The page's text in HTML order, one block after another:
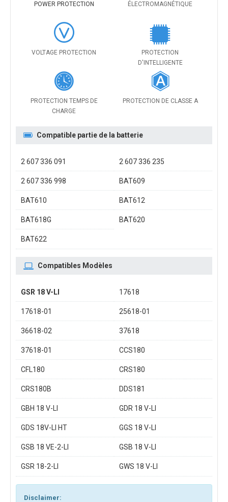
POWER PROTECTION ÉLECTROMAGNÉTIQUE
VOLTAGE PROTECTION
PROTECTION
D'INTELLIGENTE
PROTECTION TEMPS DE
CHARGE
PROTECTION DE CLASSE A
Compatible partie de la batterie
2 607 336 091 2 607 336 235
2 607 336 998 BAT609
BAT610 BAT612
BAT618G BAT620
BAT622
Compatibles Modèles
GSR 18 V-LI 17618
17618-01 25618-01
36618-02 37618
37618-01 CCS180
CFL180 CRS180
CRS180B DDS181
GBH 18 V-LI GDR 18 V-LI
GDS 18V-LI HT GGS 18 V-LI
GSB 18 VE-2-LI GSB 18 V-LI
GSR 18-2-LI GWS 18 V-LI
Disclaimer: